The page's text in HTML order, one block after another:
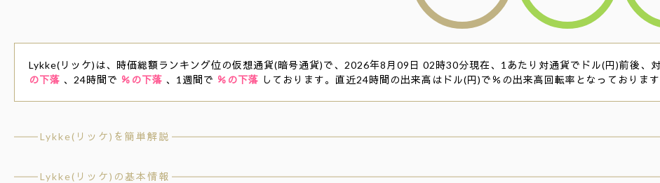
Lykke(リッケ)は、時価総額ランキング位の仮想通貨(暗号通貨)で、2026年8月09日 02時30分現在、1あたり対通貨でドル(円)前後、
の下落 、24時間で ％の下落 、1週間で ％の下落 しております。直近24時間の出来高はドル(円)で％の出来高回転率となっております
Lykke(リッケ)を簡単解説
Lykke(リッケ)の基本情報